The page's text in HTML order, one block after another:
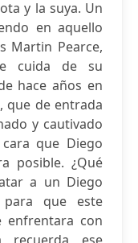
y la suya. Un
en aquello
Martin Pearce,
cuida de su
hace años en
que de entrada
y cautivado
que Diego
posible. ¿Qué
a un Diego
para que este
enfrentara con